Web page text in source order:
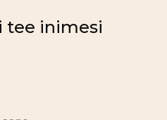
tee inimesi